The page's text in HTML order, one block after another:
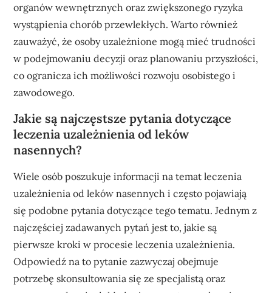
organów wewnętrznych oraz zwiększonego ryzyka
wystąpienia chorób przewlekłych. Warto również
zauważyć, że osoby uzależnione mogą mieć trudności
w podejmowaniu decyzji oraz planowaniu przyszłości,
co ogranicza ich możliwości rozwoju osobistego i
zawodowego.
Jakie są najczęstsze pytania dotyczące
leczenia uzależnienia od leków
nasennych?
Wiele osób poszukuje informacji na temat leczenia
uzależnienia od leków nasennych i często pojawiają
się podobne pytania dotyczące tego tematu. Jednym z
najczęściej zadawanych pytań jest to, jakie są
pierwsze kroki w procesie leczenia uzależnienia.
Odpowiedź na to pytanie zazwyczaj obejmuje
potrzebę skonsultowania się ze specjalistą oraz